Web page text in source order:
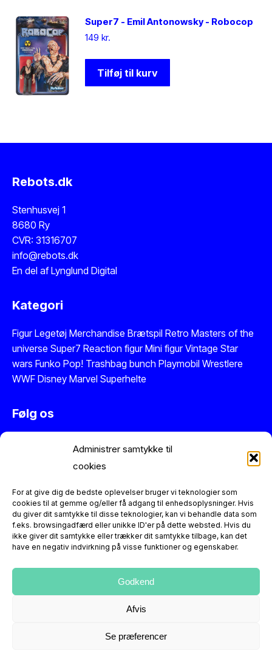
Administrer samtykke til
cookies
For at give dig de bedste oplevelser bruger vi teknologier som
cookies til at gemme og/eller få adgang til enhedsoplysninger. Hvis
du giver dit samtykke til disse teknologier, kan vi behandle data som
f.eks. browsingadfærd eller unikke ID'er på dette websted. Hvis du
ikke giver dit samtykke eller trækker dit samtykke tilbage, kan det
have en negativ indvirkning på visse funktioner og egenskaber.
Godkend
Afvis
Se præferencer
Super7 - Emil Antonowsky - Robocop
149 kr.
Tilføj til kurv
Rebots.dk
Stenhusvej 1
8680 Ry
CVR: 31316707
info@rebots.dk
En del afLynglund Digital
Kategori
Figur Legetøj Merchandise Brætspil Retro Masters of the
universe Super7 Reaction figur Mini figurVintage Star
wars Funko Pop! Trashbag bunch Playmobil Wrestlere
WWF Disney Marvel Superhelte
Følg os
Se vores anmeldelser på Trustpilot
Information
Figurerne er reproduktioner og dermed nye varer. Der er
eller leder efter en helt særlig retro figur.